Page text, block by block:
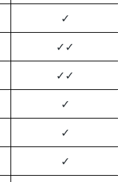
✓
✓ ✓
✓ ✓
✓
✓
✓